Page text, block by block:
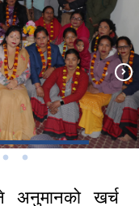
अनुमानको खर्च